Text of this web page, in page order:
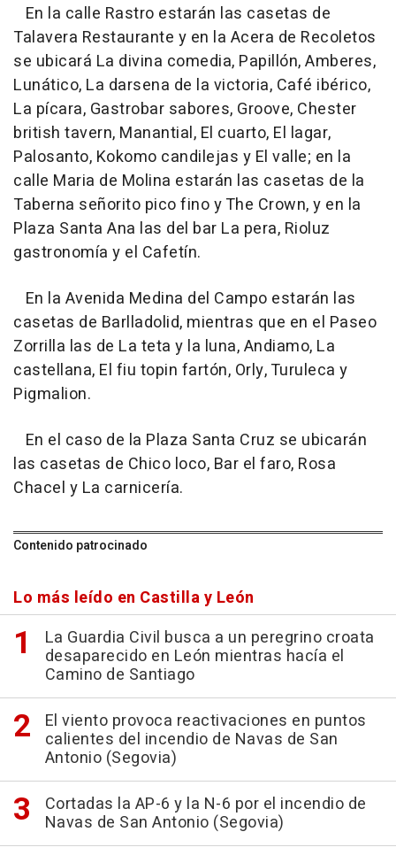
En la calle Rastro estarán las casetas de
Talavera Restaurante y en la Acera de Recoletos
se ubicará La divina comedia, Papillón, Amberes,
Lunático, La darsena de la victoria, Café ibérico,
La pícara, Gastrobar sabores, Groove, Chester
british tavern, Manantial, El cuarto, El lagar,
Palosanto, Kokomo candilejas y El valle; en la
calle Maria de Molina estarán las casetas de la
Taberna señorito pico fino y The Crown, y en la
Plaza Santa Ana las del bar La pera, Rioluz
gastronomía y el Cafetín.
En la Avenida Medina del Campo estarán las
casetas de Barlladolid, mientras que en el Paseo
Zorrilla las de La teta y la luna, Andiamo, La
castellana, El fiu topin fartón, Orly, Turuleca y
Pigmalion.
En el caso de la Plaza Santa Cruz se ubicarán
las casetas de Chico loco, Bar el faro, Rosa
Chacel y La carnicería.
Contenido patrocinado
Lo más leído en Castilla y León
La Guardia Civil busca a un peregrino croata
desaparecido en León mientras hacía el
Camino de Santiago
El viento provoca reactivaciones en puntos
calientes del incendio de Navas de San
Antonio (Segovia)
Cortadas la AP-6 y la N-6 por el incendio de
Navas de San Antonio (Segovia)